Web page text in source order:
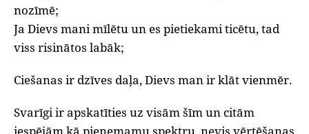
nozīmē;
Ja Dievs mani mīlētu un es pietiekami ticētu, tad
viss risinātos labāk;
Ciešanas ir dzīves daļa, Dievs man ir klāt vienmēr.
Svarīgi ir apskatīties uz visām šīm un citām